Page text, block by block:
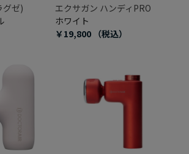
グゼ)
エクサガン ハンディPRO
ホワイト
￥19,800 （税込）